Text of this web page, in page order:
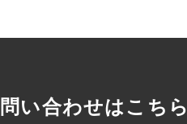
い合わせはこちら